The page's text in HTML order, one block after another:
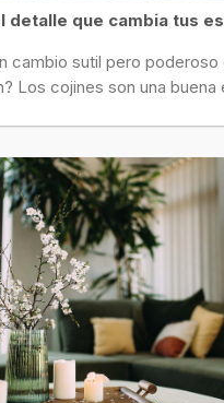
detalle que cambia tus
cambio sutil pero poderoso
Los cojines son una buena